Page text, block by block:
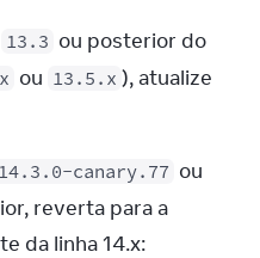
13.3 ou posterior do
ou 13.5.x ), atualize
canary.77 ou
reverta para a
da linha 14.x: